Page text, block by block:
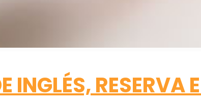
INGLÉS, RESERVA